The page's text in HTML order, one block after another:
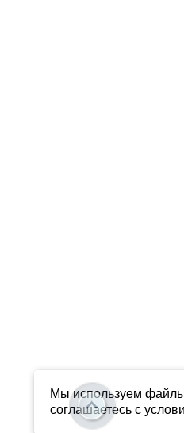
Мы используем
соглашаетесь с